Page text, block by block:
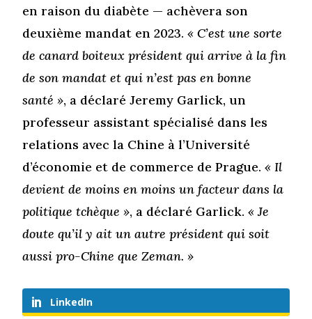
en raison du diabète — achèvera son
deuxième mandat en 2023.« C’est une sorte
de canard boiteux président qui arrive à la fin
de son mandat et qui n’est pas en bonne
santé », a déclaré Jeremy Garlick, un
professeur assistant spécialisé dans les
relations avec la Chine à l’Université
d’économie et de commerce de Prague.« Il
devient de moins en moins un facteur dans la
politique tchèque », a déclaré Garlick.« Je
doute qu’il y ait un autre président qui soit
aussi pro-Chine que Zeman. »
LinkedIn